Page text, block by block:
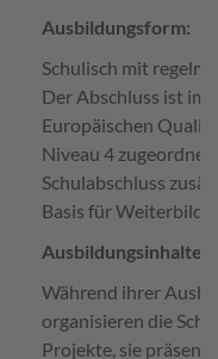
Ausbildungsform:
Schulisch mit
Der Abschluss ist im
Europäischen
Niveau 4
Schulabschluss
Basis für
Ausbildungsinhalte:
Während ihrer
organisieren die
Projekte, sie